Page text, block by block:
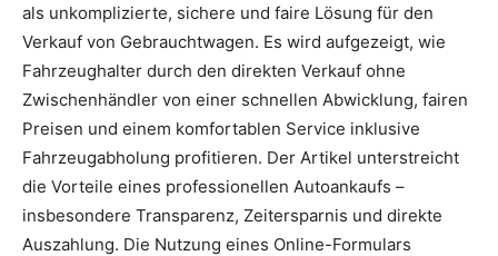
als unkomplizierte, sichere und faire Lösung für den
Verkauf von Gebrauchtwagen. Es wird aufgezeigt, wie
Fahrzeughalter durch den direkten Verkauf ohne
Zwischenhändler von einer schnellen Abwicklung, fairen
Preisen und einem komfortablen Service inklusive
Fahrzeugabholung profitieren. Der Artikel unterstreicht
die Vorteile eines professionellen Autoankaufs –
insbesondere Transparenz, Zeitersparnis und direkte
Auszahlung. Die Nutzung eines Online-Formulars